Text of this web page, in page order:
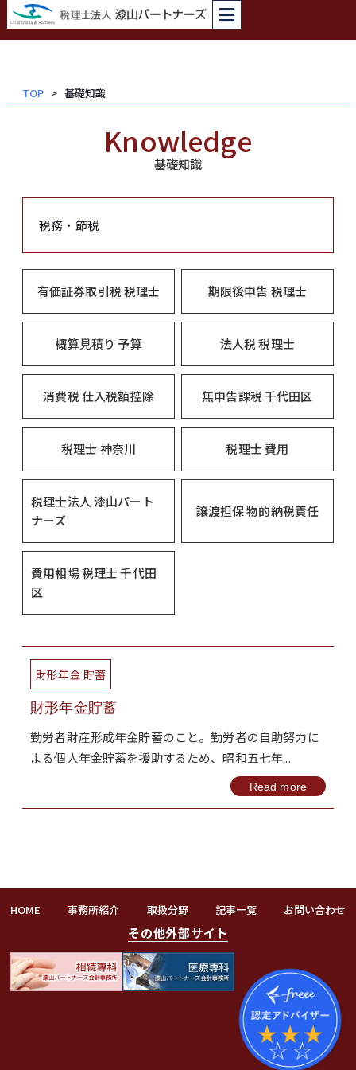
内
容
TOP 基礎知識
Knowledge
基礎知識
税務・節税
有価証券取引税 税理士 期限後申告 税理士
概算見積り 予算 法人税 税理士
消費税 仕入税額控除 無申告課税 千代田区
税理士 神奈川 税理士 費用
税理士法人 漆山パート
ナーズ
譲渡担保 物的納税責任
費用相場 税理士 千代田
区
財形年金 貯蓄
財形年金貯蓄
勤労者財産形成年金貯蓄のこと。勤労者の自助努力に
よる個人年金貯蓄を援助するため、昭和五七年...
Read more
HOME 事務所紹介 取扱分野 記事一覧 お問い合わせ
その他外部サイト